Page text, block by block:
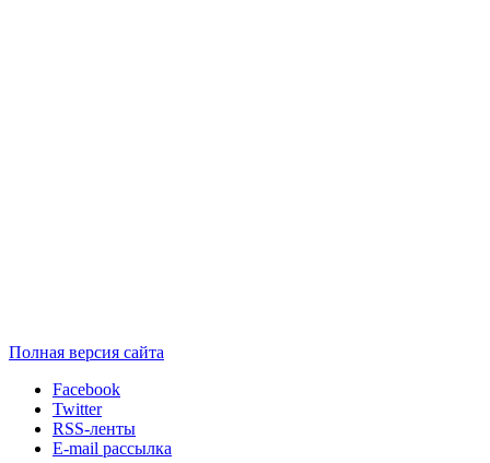
Полная версия сайта
Facebook
Twitter
RSS-ленты
E-mail рассылка